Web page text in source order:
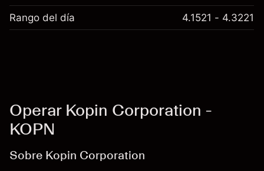
Rango del día 4.1521 - 4.3221
Operar Kopin Corporation -
KOPN
Sobre Kopin Corporation